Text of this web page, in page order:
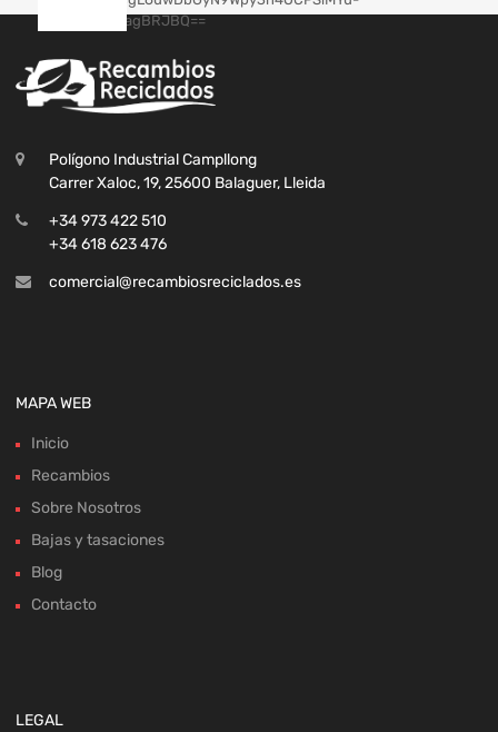
Polígono Industrial Campllong
Carrer Xaloc, 19, 25600 Balaguer, Lleida
+34 973 422 510
+34 618 623 476
comercial@recambiosreciclados.es
MAPA WEB
Inicio
Recambios
Sobre Nosotros
Bajas y tasaciones
Blog
Contacto
LEGAL